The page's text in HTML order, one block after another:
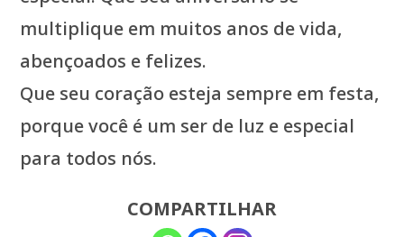
multiplique em muitos anos de vida,
abençoados e felizes.
Que seu coração esteja sempre em festa,
porque você é um ser de luz e especial
para todos nós.
COMPARTILHAR